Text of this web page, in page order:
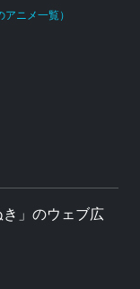
アニメ一覧）
」のウェブ広